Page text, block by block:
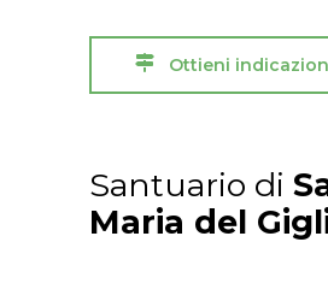
Ottieni
Santuario di
Maria del